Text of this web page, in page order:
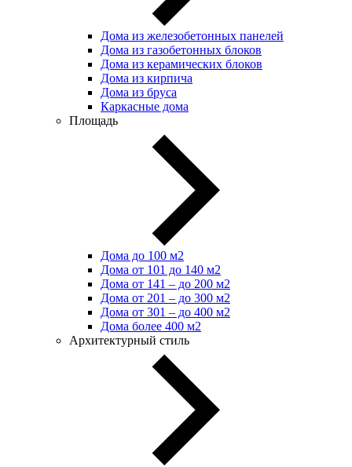
Дома из железобетонных панелей
Дома из газобетонных блоков
Дома из керамических блоков
Дома из кирпича
Дома из бруса
Каркасные дома
Площадь
Дома до 100 м2
Дома от 101 до 140 м2
Дома от 141 – до 200 м2
Дома от 201 – до 300 м2
Дома от 301 – до 400 м2
Дома более 400 м2
Архитектурный стиль